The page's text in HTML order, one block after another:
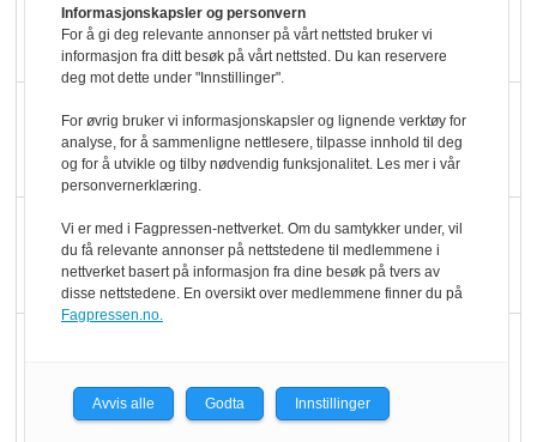
Økologisk Norge sin
hederspris
Blir enklere å velge
økologisk i butikkhylla
Kolonihagen sliter
med å få tak i nok melk
er klare! Er markedet
det?
Informasjonskapsler og personvern
For å gi deg relevante annonser på vårt nettsted bruker vi
informasjon fra ditt besøk på vårt nettsted. Du kan reservere
deg mot dette under "Innstillinger".
For øvrig bruker vi informasjonskapsler og lignende verktøy for
analyse, for å sammenligne nettlesere, tilpasse innhold til deg
og for å utvikle og tilby nødvendig funksjonalitet. Les mer i vår
personvernerklæring.
Vi er med i Fagpressen-nettverket. Om du samtykker under, vil
du få relevante annonser på nettstedene til medlemmene i
nettverket basert på informasjon fra dine besøk på tvers av
disse nettstedene. En oversikt over medlemmene finner du på
Fagpressen.no.
Avvis alle Godta Innstillinger